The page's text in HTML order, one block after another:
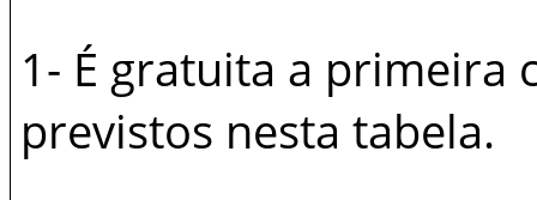
1- É gratuita a primeira
previstos nesta tabela.